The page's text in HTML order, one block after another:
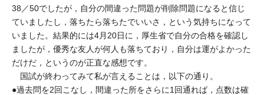
38／50でしたが，自分の間違った問題が削除問題になると信じ
ていましたし，落ちたら落ちたでいいさ，という気持ちになって
いました。結果的には4月20日に，厚生省で自分の合格を確認し
ましたが，優秀な友人が何人も落ちており，自分は運がよかった
だけだ，というのが正直な感想です。
国試が終わってみて私が言えることは，以下の通り。
●過去問を2回こなし，間違った所をさらに1回通れば，点数は確